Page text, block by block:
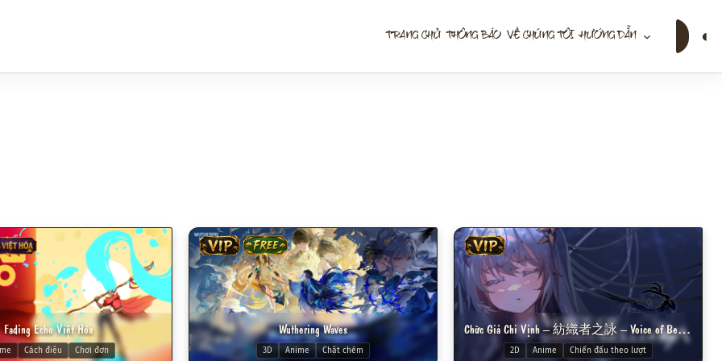
TRANG CHỦ THÔNG BÁO VỀ CHÚNG TÔI HƯỚNG DẪN
kiếm
◐
HÓA
Fading Echo Việt Hóa
Cách điệu Chơi đơn
VIP FREE
Wuthering Waves
3D Anime Chặt chém
VIP
Chức Giả Chi Vịnh – 紡織者之詠 – Voice of Belldona
2D Anime Chiến đấu theo lượt